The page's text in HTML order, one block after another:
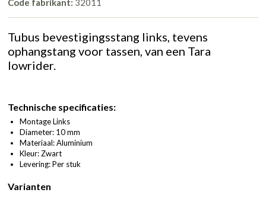
Code fabrikant: 32011
Tubus bevestigingsstang links, tevens
ophangstang voor tassen, van een Tara
lowrider.
Technische specificaties:
Montage Links
Diameter: 10 mm
Materiaal: Aluminium
Kleur: Zwart
Levering: Per stuk
Varianten